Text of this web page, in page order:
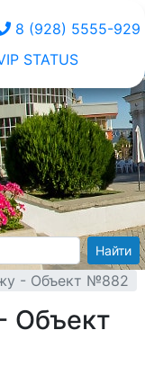
8 (928) 5555-929
STATUS
Найти
- Объект №882
Объект